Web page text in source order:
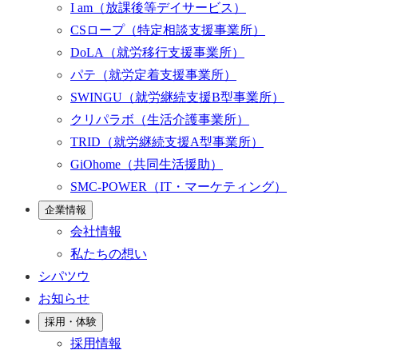
I am （放課後等デイサービス）
CSロープ（特定相談支援事業所）
DoLA
（就労移行支援事業所）
パテ （就労定着支援事業所）
SWINGU （就労継続支援B型事業所）
クリパラボ （生活介護事業所）
TRID （就労継続支援A型事業所）
GiOhome （共同生活援助）
SMC-POWER
（IT・マーケティング）
企業情報
会社情報
私たちの想い
シパツウ
お知らせ
採用・体験
採用情報